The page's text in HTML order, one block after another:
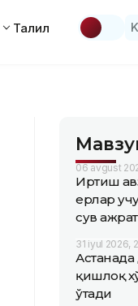
Таҳлил
06 avgust
Иртиш
ерлар
сув
31 iyul 2026,
қишлоқ
ўтади